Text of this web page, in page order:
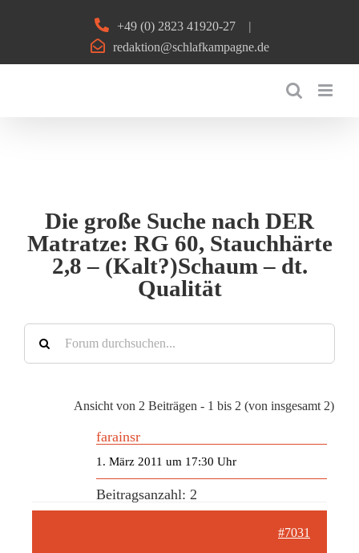
+49 (0) 2823 41920-27
|
redaktion@schlafkampagne.de
Die große Suche nach DER
Matratze: RG 60, Stauchhärte
2,8 – (Kalt?)Schaum – dt.
Qualität
Ansicht von 2 Beiträgen - 1 bis 2 (von insgesamt 2)
farainsr
1. März 2011 um 17:30 Uhr
Beitragsanzahl: 2
#7031